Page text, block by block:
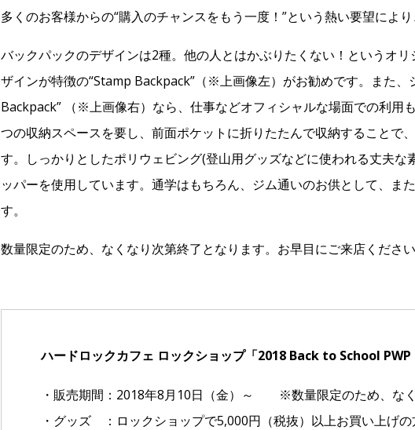
多くのお客様からの“購入のチャンスをもう一度！”という熱い要望により
バックパックのデザインは2種。他の人とはかぶりたくない！というオ
ザインが特徴の“Stamp Backpack”（※上画像左）がお勧めです。また、
Backpack” （※上画像右）なら、仕事などオフィシャルな場面での利用
つの収納スペースを要し、前面ポケットに折りたたんで収納することで
す。しっかりとしたポリウェビング(登山用グッズなどに使われる丈夫な
ッパーを使用しています。通学はもちろん、ジム通いのお供として、ま
す。
数量限定のため、なくなり次第終了となります。お早目にご来店ください
ハードロックカフェ ロックショップ「2018 Back to School
・販売期間：2018年8月10日（金）～ ※数量限定のため、な
・グッズ ：ロックショップで5,000円（税抜）以上お買い上げの